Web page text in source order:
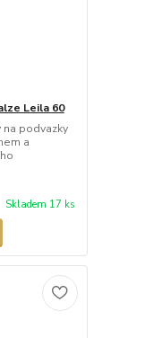
Leila 60
podvazky
a
Skladem 17 ks